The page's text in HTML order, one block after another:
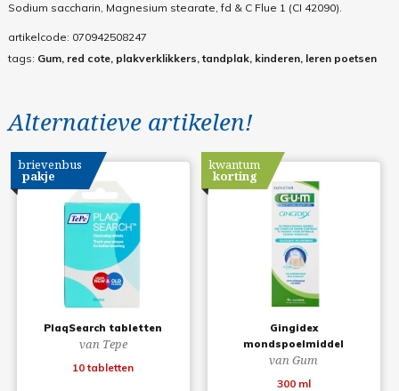
Sodium saccharin, Magnesium stearate, fd & C Flue 1 (CI 42090).
artikelcode: 070942508247
tags: Gum, red cote, plakverklikkers, tandplak, kinderen, leren poetsen
Alternatieve artikelen!
PlaqSearch tabletten
van Tepe
10 tabletten
brievenbus
pakje
Gingidex
mondspoelmiddel
van Gum
300 ml
kwantum
korting